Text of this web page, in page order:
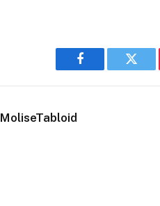
Facebook
MoliseTabloid